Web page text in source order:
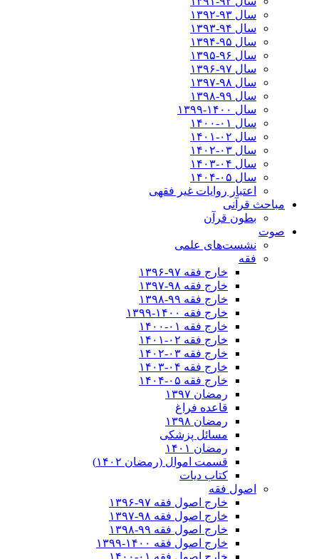
سال ۹۳-۱۳۹۲
سال ۹۴-۱۳۹۳
سال ۹۵-۱۳۹۴
سال ۹۶-۱۳۹۵
سال ۹۷-۱۳۹۶
سال ۹۸-۱۳۹۷
سال ۹۹-۱۳۹۸‍
سال ۱۴۰۰-۱۳۹۹
سال ۰۱-۱۴۰۰
سال ۰۲-۱۴۰۱
سال ۰۳-۱۴۰۲
سال ۰۴-۱۴۰۳
سال ۰۵-۱۴۰۴
اعتبار روایات غیر فقهی
مباحث قرآنی
بطون قرآن
صوت
نشست‌های علمی
فقه
خارج فقه ۹۷-۱۳۹۶
خارج فقه ۹۸-۱۳۹۷
خارج فقه ۹۹-۱۳۹۸
خارج فقه ۱۴۰۰-۱۳۹۹
خارج فقه ۰۱-۱۴۰۰
خارج فقه ۰۲-۱۴۰۱
خارج فقه ۰۳-۱۴۰۲
خارج فقه ۰۴-۱۴۰۳
خارج فقه ۰۵-۱۴۰۴
رمضان ۱۳۹۷
قاعده فراغ
رمضان ۱۳۹۸
مسائل پزشکی
رمضان ۱۴۰۱
قسمت اموال (رمضان ۱۴۰۲)
کتاب دیات
اصول فقه
خارج اصول فقه ۹۷-۱۳۹۶
خارج اصول فقه ۹۸-۱۳۹۷
خارج اصول فقه ۹۹-۱۳۹۸
خارج اصول فقه ۱۴۰۰-۱۳۹۹
خارج اصول فقه ۰۱-۱۴۰۰